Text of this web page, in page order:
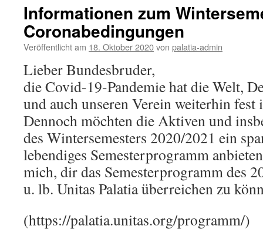
Informationen zum
Coronabedingungen
Veröffentlicht am 18. Oktober 2020von palatia-admin
Lieber Bundesbruder,
die Covid-19-Pandemie hat die Welt,
und auch unseren Verein weiterhin
Dennoch möchten die Aktiven und
des Wintersemesters 2020/2021 ein
lebendiges Semesterprogramm
mich, dir das Semesterprogramm des
u. lb. Unitas Palatia überreichen zu
(https://palatia.unitas.org/programm/)